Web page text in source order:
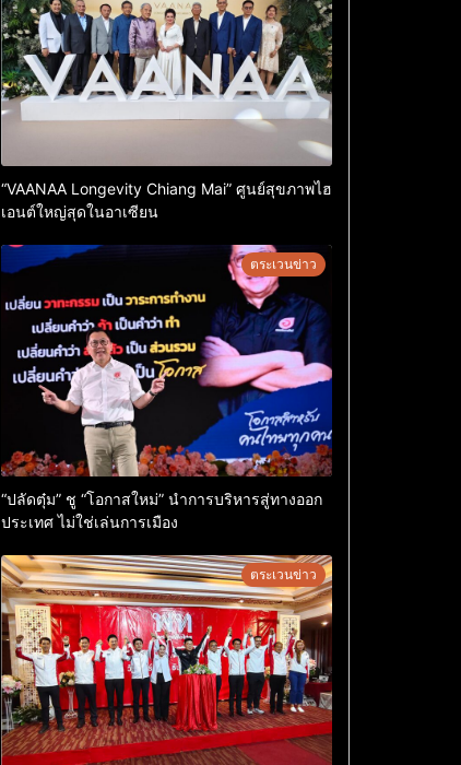
“VAANAA Longevity Chiang Mai” ศูนย์สุขภาพไฮ
เอนต์ใหญ่สุดในอาเซียน
ตระเวนข่าว
“ปลัดตุ๋ม” ชู “โอกาสใหม่” นำการบริหารสู่ทางออก
ประเทศ ไม่ใช่เล่นการเมือง
ตระเวนข่าว